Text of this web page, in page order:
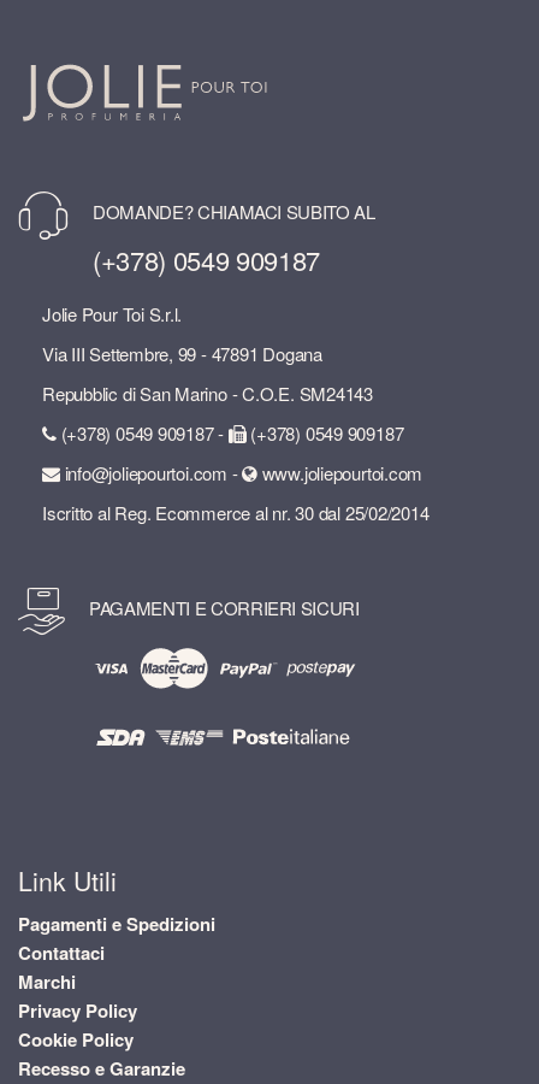
DOMANDE? CHIAMACI SUBITO AL
(+378) 0549 909187
Jolie Pour Toi S.r.l.
Via III Settembre, 99 - 47891 Dogana
Repubblic di San Marino - C.O.E. SM24143
(+378) 0549 909187 -
(+378) 0549 909187
info@joliepourtoi.com -
www.joliepourtoi.com
Iscritto al Reg. Ecommerce al nr. 30 dal 25/02/2014
PAGAMENTI E CORRIERI SICURI
Link Utili
Pagamenti e Spedizioni
Contattaci
Marchi
Privacy Policy
Cookie Policy
Recesso e Garanzie